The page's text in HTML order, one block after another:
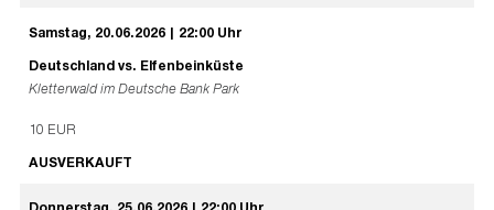
Samstag, 20.06.2026 | 22:00 Uhr
Deutschland vs. Elfenbeinküste
Kletterwald im Deutsche Bank Park
10 EUR
AUSVERKAUFT